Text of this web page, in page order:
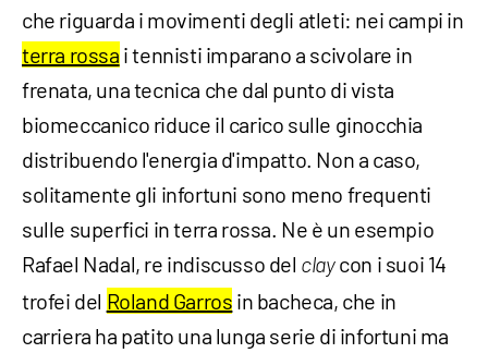
che riguarda i movimenti degli atleti: nei campi in
terra rossa i tennisti imparano a scivolare in
frenata, una tecnica che dal punto di vista
biomeccanico riduce il carico sulle ginocchia
distribuendo l'energia d'impatto. Non a caso,
solitamente gli infortuni sono meno frequenti
sulle superfici in terra rossa. Ne è un esempio
Rafael Nadal, re indiscusso del claycon i suoi 14
trofei del Roland Garros in bacheca, che in
carriera ha patito una lunga serie di infortuni ma